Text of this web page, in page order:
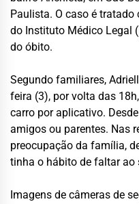
Paulista. O caso é
do Instituto Médico Legal
do óbito.
Segundo familiares,
feira (3), por volta das
carro por aplicativo.
amigos ou parentes. Nas
preocupação da família,
tinha o hábito de faltar ao
Imagens de câmeras de